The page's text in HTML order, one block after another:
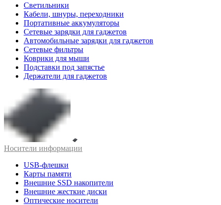
Светильники
Кабели, шнуры, переходники
Портативные аккумуляторы
Сетевые зарядки для гаджетов
Автомобильные зарядки для гаджетов
Сетевые фильтры
Коврики для мыши
Подставки под запястье
Держатели для гаджетов
Носители информации
USB-флешки
Карты памяти
Внешние SSD накопители
Внешние жесткие диски
Оптические носители